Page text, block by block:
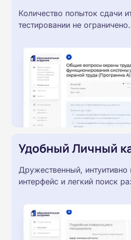
Количество попыток сдачи
тестировании не ограничено.
Удобный Личный
Дружественный, интуитивно
интерфейс и легкий поиск